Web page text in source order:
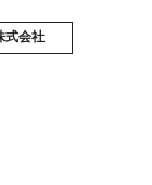
式会社